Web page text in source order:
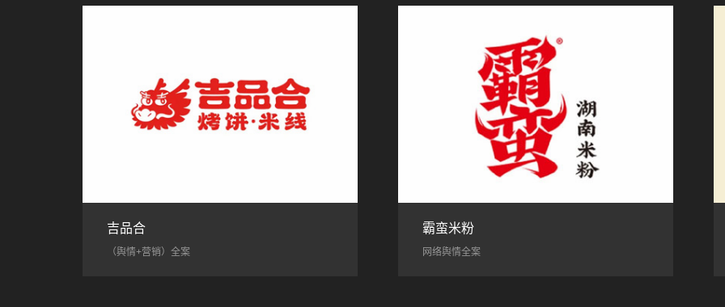
吉品合
（舆情+营销）全案
霸蛮米粉
网络舆情全案